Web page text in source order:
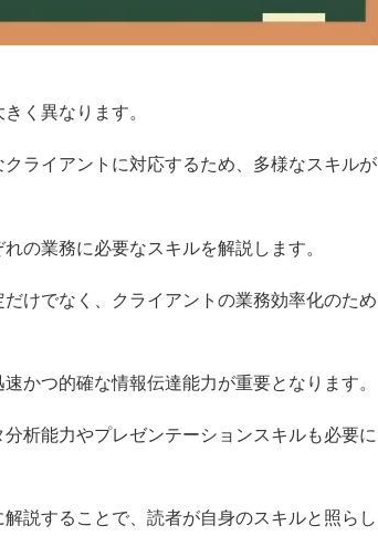
く異なります。
ライアントに対応するため、多様なスキルが
の業務に必要なスキルを解説します。
けでなく、クライアントの業務効率化のため
かつ的確な情報伝達能力が重要となります。
析能力やプレゼンテーションスキルも必要に
説することで、読者が自身のスキルと照らし